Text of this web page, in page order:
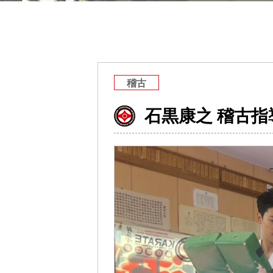
稽古
石黒康之 稽古